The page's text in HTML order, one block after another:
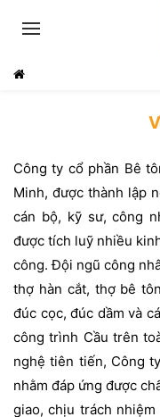
Công ty cổ phần Bê
Minh, được thành lập
cán bộ, kỹ sư, công
được tích luỹ nhiều
công. Đội ngũ công
thợ hàn cắt, thợ bê
đúc cọc, đúc dầm và
công trình Cầu trên
nghệ tiên tiến, Công
nhằm đáp ứng được
giao, chịu trách